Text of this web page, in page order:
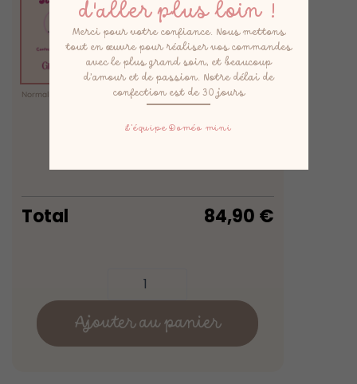
Normal Express(15,00 €)
Express +
Total 84,90 €
Ajouter au panier
d'aller plus loin !
Merci pour votre confiance. Nous mettons
tout en œuvre pour réaliser vos commandes
avec le plus grand soin, et beaucoup
d’amour et de passion. Notre délai de
confection est de 30 jours
L’équipe Doméo mini